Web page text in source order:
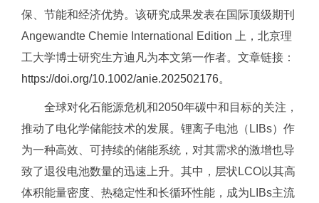
保、节能和经济优势。该研究成果发表在国际顶级期刊
Angewandte Chemie International Edition 上，北京理
工大学博士研究生方迪凡为本文第一作者。文章链接：
https://doi.org/10.1002/anie.202502176。
全球对化石能源危机和2050年碳中和目标的关注，
推动了电化学储能技术的发展。锂离子电池（LIBs）作
为一种高效、可持续的储能系统，对其需求的激增也导
致了退役电池数量的迅速上升。其中，层状LCO以其高
体积能量密度、热稳定性和长循环性能，成为LIBs主流